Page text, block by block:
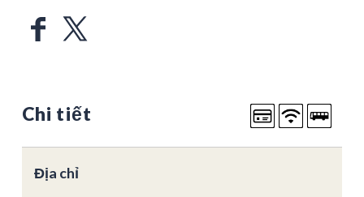
Chi tiết
Địa chỉ